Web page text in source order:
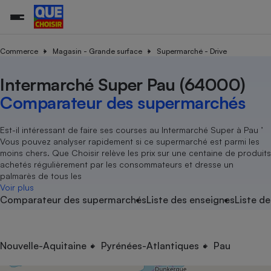
Commerce Magasin - Grande surface Supermarché - Drive
Intermarché Super Pau (64000)
Comparateur des supermarchés
Est-il intéressant de faire ses courses au Intermarché Super à Pau ’
Vous pouvez analyser rapidement si ce supermarché est parmi les
moins chers. Que Choisir relève les prix sur une centaine de produits
achetés régulièrement par les consommateurs et dresse un
palmarès de tous les
Voir plus
Comparateur des supermarchésListe des enseignesListe
Nouvelle-Aquitaine Pyrénées-Atlantiques Pau
Additifs
Nutrition
Assurance auto
Magasin - Grande surface
Méthode de vente -
Organismes de défense
Système judiciairegratuit
Déchet
Achat - Vente - Travaux
Location
Sport
électrique
Démarche administrative
Senior
Service marchand
Train
Transport aérien
Toutes les actualités
Enquêtes
Guides d'achat
Conseils
Brèves
Tous les services
Soumettre un litige
Lettres types
Rencontrer une association locale
Tous nos combats
Nos actions
Nos grandes victoires
Les billets de la présidente
Nos associations locales
Nous rejoindre
En savoir plus sur Que Choisir Ensemble
nous ?
L’association
Nos missions
Notre méthodologie
Notre financement
Nos partenaires
Nous rejoindre